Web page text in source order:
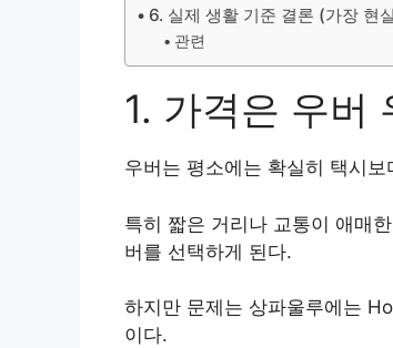
6. 실제 생활 기준 결론 (가장 현
관련
1. 가격은 우버
우버는 평소에는 확실히 택시
특히 짧은 거리나 교통이 애매
버를 선택하게 된다.
하지만 문제는 상파울루에는
이다.